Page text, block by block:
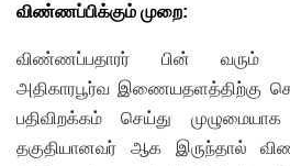
விண்ணப்பிக்கும் முறை:
விண்ணப்பதாரர் பின் வரும்
அதிகாரபூர்வ இணையதளத்திற்கு
பதிவிறக்கம் செய்து
தகுதியானவர் ஆக இருந்தால்